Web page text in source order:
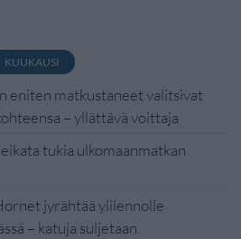
KUUKAUSI
eniten matkustaneet valitsivat
– yllättävä voittaja
tukia ulkomaanmatkan
jyrähtää ylilennolle
– katuja suljetaan